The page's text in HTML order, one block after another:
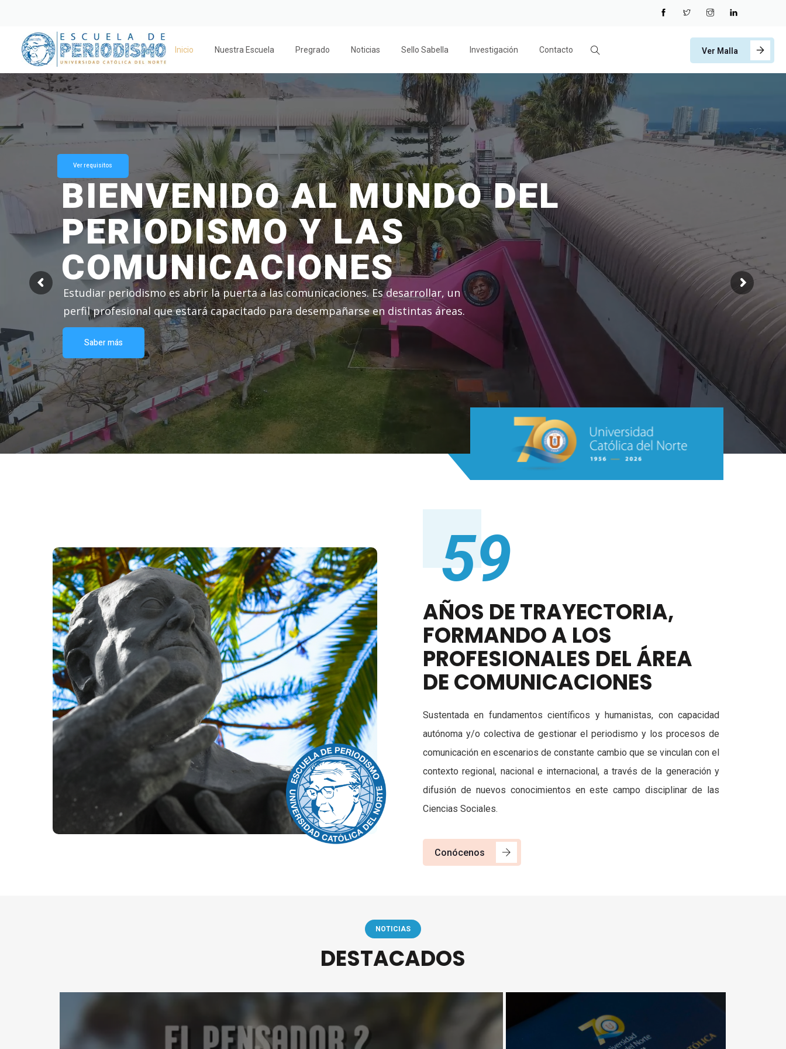
Inicio Nuestra Escuela Pregrado Noticias Sello Sabella Investigación Contacto Ver Malla
BIENVENIDO AL MUNDO DEL
PERIODISMO Y LAS
COMUNICACIONES
Estudiar periodismo es abrir la puerta a las comunicaciones. Es desarrollar, un
perfil profesional que estará capacitado para desempañarse en distintas áreas.
Ver requisitos
Saber más
59
AÑOS DE TRAYECTORIA,
FORMANDO A LOS
PROFESIONALES DEL ÁREA
DE COMUNICACIONES
Sustentada en fundamentos científicos y humanistas, con capacidad
autónoma y/o colectiva de gestionar el periodismo y los procesos de
comunicación en escenarios de constante cambio que se vinculan con el
contexto regional, nacional e internacional, a través de la generación y
difusión de nuevos conocimientos en este campo disciplinar de las
Ciencias Sociales.
Conócenos
NOTICIAS
DESTACADOS